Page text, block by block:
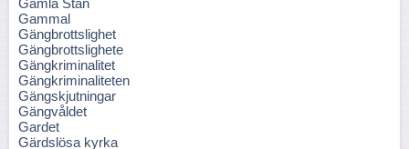
Gamla Stan
Gammal
Gängbrottslighet
Gängbrottslighete
Gängkriminalitet
Gängkriminaliteten
Gängskjutningar
Gängvåldet
Gardet
Gärdslösa kyrka